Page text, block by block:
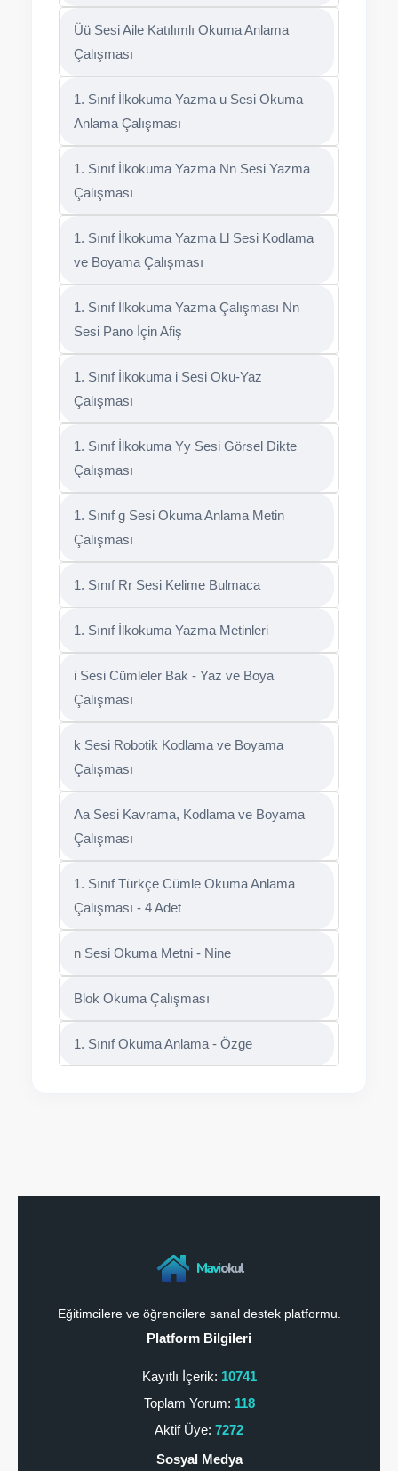
Üü Sesi Aile Katılımlı Okuma Anlama
Çalışması
1. Sınıf İlkokuma Yazma u Sesi Okuma
Anlama Çalışması
1. Sınıf İlkokuma Yazma Nn Sesi Yazma
Çalışması
1. Sınıf İlkokuma Yazma Ll Sesi Kodlama
ve Boyama Çalışması
1. Sınıf İlkokuma Yazma Çalışması Nn
Sesi Pano İçin Afiş
1. Sınıf İlkokuma i Sesi Oku-Yaz
Çalışması
1. Sınıf İlkokuma Yy Sesi Görsel Dikte
Çalışması
1. Sınıf g Sesi Okuma Anlama Metin
Çalışması
1. Sınıf Rr Sesi Kelime Bulmaca
1. Sınıf İlkokuma Yazma Metinleri
i Sesi Cümleler Bak - Yaz ve Boya
Çalışması
k Sesi Robotik Kodlama ve Boyama
Çalışması
Aa Sesi Kavrama, Kodlama ve Boyama
Çalışması
1. Sınıf Türkçe Cümle Okuma Anlama
Çalışması - 4 Adet
n Sesi Okuma Metni - Nine
Blok Okuma Çalışması
1. Sınıf Okuma Anlama - Özge
Maviokul
Eğitimcilere ve öğrencilere sanal destek platformu.
Platform Bilgileri
Kayıtlı İçerik: 10741
Toplam Yorum: 118
Aktif Üye: 7272
Sosyal Medya